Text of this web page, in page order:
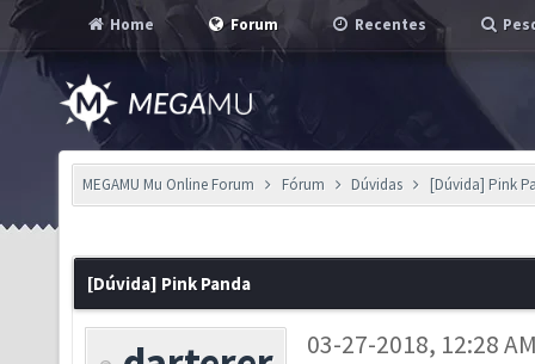
Home Forum Recentes
MEGAMU Mu Online Forum Fórum Dúvidas [Dúvida] Pink
[Dúvida] Pink Panda
03-27-2018, 12:28